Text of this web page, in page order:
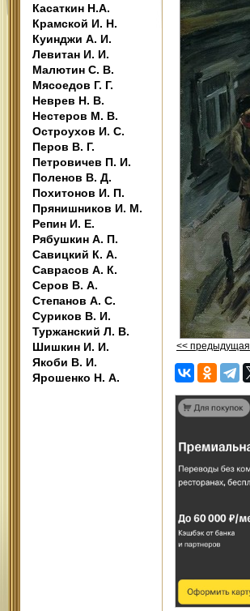
Касаткин Н.А.
Крамской И. Н.
Куинджи А. И.
Левитан И. И.
Малютин С. В.
Мясоедов Г. Г.
Неврев Н. В.
Нестеров М. В.
Остроухов И. С.
Перов В. Г.
Петровичев П. И.
Поленов В. Д.
Похитонов И. П.
Прянишников И. М.
Репин И. Е.
Рябушкин А. П.
Савицкий К. А.
Саврасов А. К.
Серов В. А.
Степанов А. С.
Суриков В. И.
Туржанский Л. В.
Шишкин И. И.
Якоби В. И.
Ярошенко Н. А.
<< предыдущая